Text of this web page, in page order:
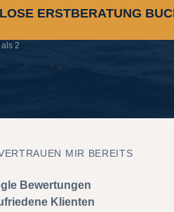
ERSTBERATUNG
2
MIR BEREITS
Bewertungen
Klienten